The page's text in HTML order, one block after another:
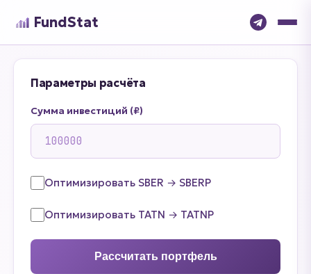
FundStat
Параметры расчёта
Сумма инвестиций (₽)
Оптимизировать SBER → SBERP
Оптимизировать TATN → TATNP
Рассчитать портфель